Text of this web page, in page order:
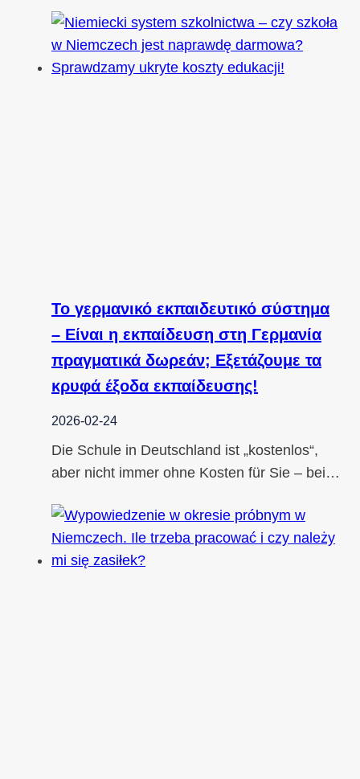
Το γερμανικό εκπαιδευτικό σύστημα
– Είναι η εκπαίδευση στη Γερμανία
πραγματικά δωρεάν; Εξετάζουμε τα
κρυφά έξοδα εκπαίδευσης!
2026-02-24
Die Schule in Deutschland ist „kostenlos“,
aber nicht immer ohne Kosten für Sie – bei…